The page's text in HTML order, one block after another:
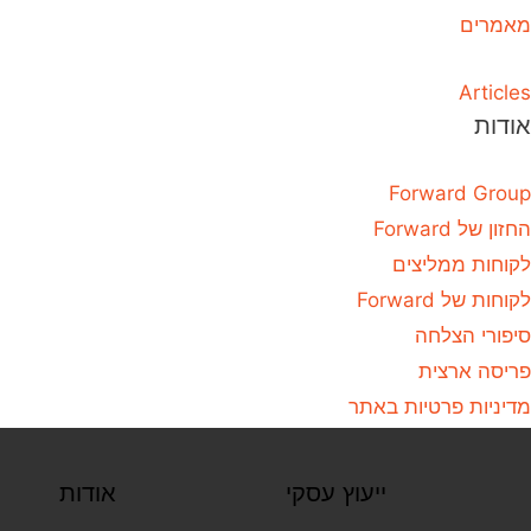
מאמרים
Articles
אודות
Forward Group
החזון של Forward
לקוחות ממליצים
לקוחות של Forward
סיפורי הצלחה
פריסה ארצית
מדיניות פרטיות באתר
ייעוץ עסקי אודות